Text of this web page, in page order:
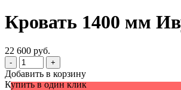
Кровать 1400 мм
22 600 руб.
- +
Добавить в корзину
Купить в один клик